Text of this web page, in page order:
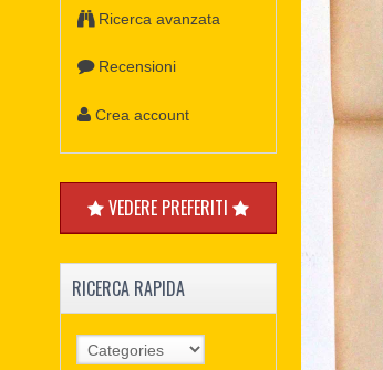
Ricerca avanzata
Recensioni
Crea account
VEDERE PREFERITI
RICERCA RAPIDA